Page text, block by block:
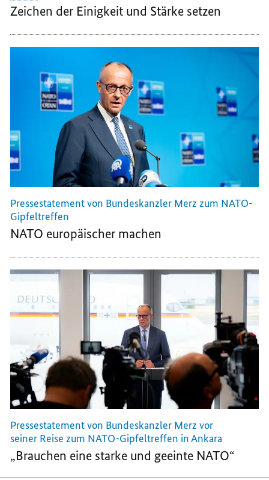
Zeichen der Einigkeit und Stärke setzen
Pressestatement von Bundeskanzler Merz zum NATO-
Gipfeltreffen
NATO europäischer machen
Pressestatement von Bundeskanzler Merz vor
seiner Reise zum NATO-Gipfeltreffen in Ankara
„Brauchen eine starke und geeinte NATO“